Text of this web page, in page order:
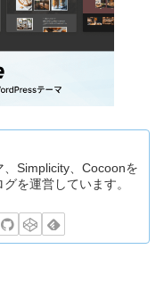
Simplicity、Cocoonを
を運営しています。